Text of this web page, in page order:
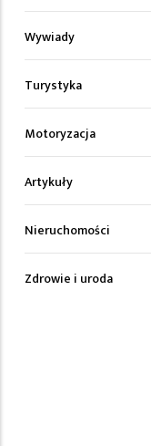
Wywiady
Turystyka
Motoryzacja
Artykuły
Nieruchomości
Zdrowie i uroda